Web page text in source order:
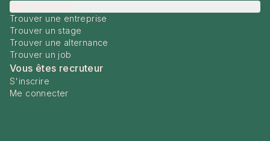
Trouver une entreprise
Trouver un stage
Trouver une alternance
Trouver un job
Vous êtes recruteur
S'inscrire
Me connecter